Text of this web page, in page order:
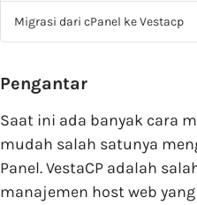
Migrasi dari cPanel ke Vestacp
Pengantar
Saat ini ada banyak cara
mudah salah satunya
Panel. VestaCP adalah
manajemen host web